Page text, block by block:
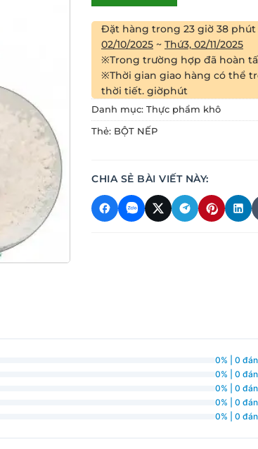
Đặt hàng trong 23 giờ 38 phút
02/10/2025 ~ Thứ3, 02/11/2025
※Trong trường hợp đã hoàn
※Thời gian giao hàng có thể
thời tiết. giờphút
Danh mục: Thực phẩm khô
Thẻ: BỘT NẾP
CHIA SẺ BÀI VIẾT NÀY:
0% | 0
0% | 0
0% | 0
0% | 0
0% | 0